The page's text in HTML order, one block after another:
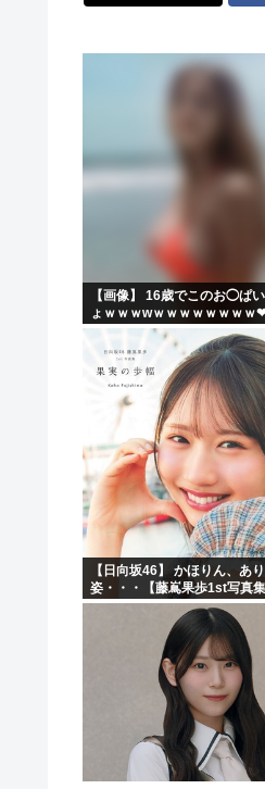
トッモ「ワイ5年かけて
理容室経営て今から難
高市早苗の消費税減税
首相官邸、"映え"を意
【画像】女子高生さん
【動画】 広島記念公園
【批判】ラノベ作家（
落合博満の晩年の成績
【画像】 16歳でこのお◯ぱ
ょｗｗｗwｗｗｗｗｗｗｗｗ
【日向坂46】 かほりん、あ
姿・・・【藤嶌果歩1st写真集